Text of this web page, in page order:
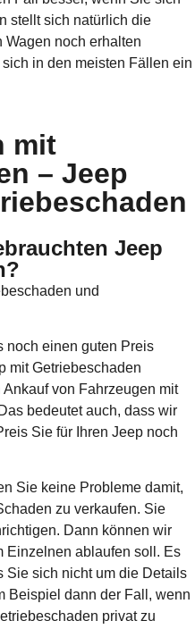
stellt sich natürlich die
Wagen noch erhalten
in den meisten Fällen ein
mit
– Jeep
Jeep
und
noch einen guten Preis
mit Getriebeschaden
von Fahrzeugen mit
bedeutet auch, dass wir
Sie für Ihren Jeep noch
Sie keine Probleme damit,
zu verkaufen. Sie
Dann können wir
Einzelnen ablaufen soll. Es
Sie sich nicht um die Details
Beispiel dann der Fall, wenn
privat zu